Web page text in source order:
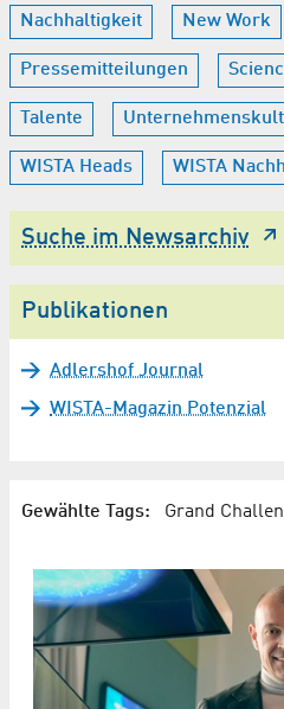
Nachhaltigkeit New Work
Pressemitteilungen
Talente
WISTA Heads WISTA
Suche im Newsarchiv
Publikationen
Adlershof Journal
WISTA-Magazin Potenzial
Gewählte Tags: Grand